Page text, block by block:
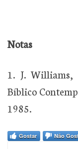
Notas
1. J. Williams,
Bíblico
1985.
Gostar Não